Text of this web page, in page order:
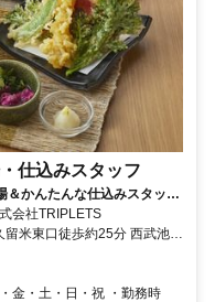
仕込みスタッフ
＆かんたんな仕込みスタッフ
作業するお仕事です。22時
もしっかり稼げるのが魅力
してスタートできます。週
特典つき♪日中は仕事や学
に働きたい主婦(夫)さん大
会社TRIPLETS
米東口徒歩約25分 西武池袋
で7分、「東久留米団地」
金・土・日・祝 ・勤務時